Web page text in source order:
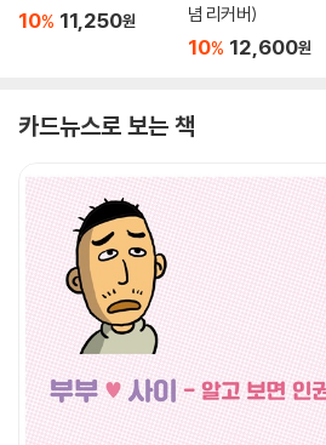
10% 11,250원
념 리커버)
10% 12,600원
카드뉴스로 보는 책